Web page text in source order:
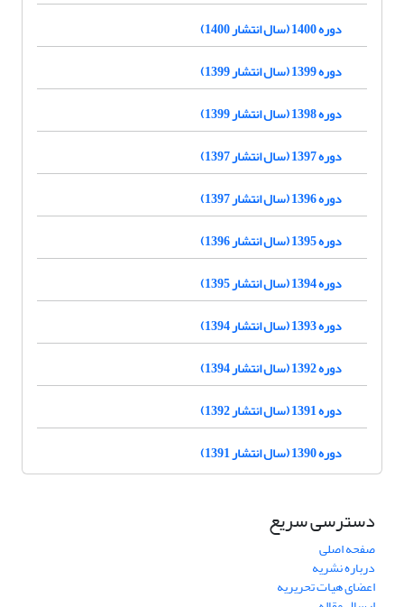
دوره 1400 (سال انتشار 1400)
دوره 1399 (سال انتشار 1399)
دوره 1398 (سال انتشار 1399)
دوره 1397 (سال انتشار 1397)
دوره 1396 (سال انتشار 1397)
دوره 1395 (سال انتشار 1396)
دوره 1394 (سال انتشار 1395)
دوره 1393 (سال انتشار 1394)
دوره 1392 (سال انتشار 1394)
دوره 1391 (سال انتشار 1392)
دوره 1390 (سال انتشار 1391)
دسترسی سریع
صفحه اصلی
درباره نشریه
اعضای هیات تحریریه